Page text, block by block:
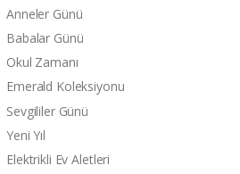
Anneler Günü
Babalar Günü
Okul Zamanı
Emerald Koleksiyonu
Sevgililer Günü
Yeni Yıl
Elektrikli Ev Aletleri